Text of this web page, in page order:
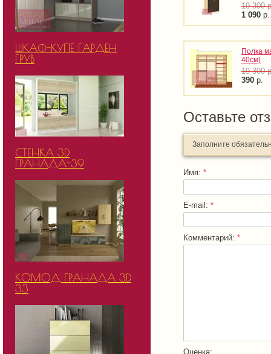
ШКАФ-КУПЕ ГАРДЕН
ГРУВ
СТЕНКА 3D
ГРАНАДА-39
КОМОД ГРАНАДА 3D
33
19 300
1 090 р.
Полка
40см)
19 300
390 р.
Оставьте
Заполните
Имя: *
E-mail: *
Комментарий: *
Оценка: